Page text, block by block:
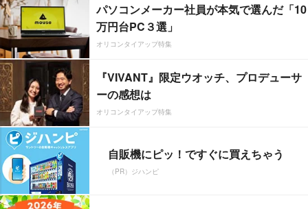
パソコンメーカー社員が本気で選んだ「10
万円台PC３選」
オリコンタイアップ特集
『VIVANT』限定ウオッチ、プロデューサ
ーの感想は
オリコンタイアップ特集
自販機にピッ！ですぐに買えちゃう
（PR）ジハンピ